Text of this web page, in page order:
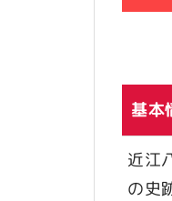
基本
近江
の史